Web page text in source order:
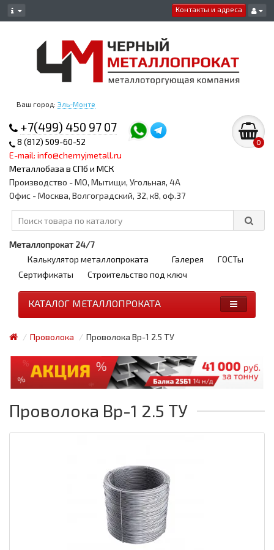
Контакты и адреса
Ваш город: Эль-Монте
+7(499) 450 97 07
8 (812) 509-60-52
E-mail: info@chernyjmetall.ru
Металлобаза в СПб и МСК
0
Производство - МО, Мытищи, Угольная, 4А
Офис - Москва, Волгоградский, 32, к8, оф.37
Металлопрокат 24/7
Калькулятор металлопроката
Галерея
ГОСТы
Сертификаты
Строительство под ключ
КАТАЛОГ МЕТАЛЛОПРОКАТА
Проволока Проволока Вр-1 2.5 ТУ
Проволока Вр-1 2.5 ТУ